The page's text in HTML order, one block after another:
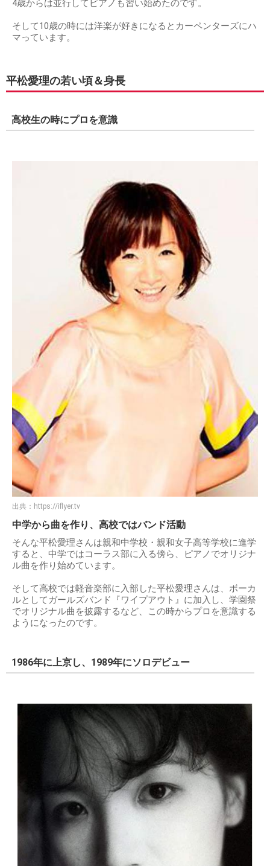
4歳からは並行してピアノも習い始めたのです。
そして10歳の時には洋楽が好きになるとカーペンターズにハ
マっています。
平松愛理の若い頃＆身長
高校生の時にプロを意識
出典： https://iflyer.tv
中学から曲を作り、高校ではバンド活動
そんな平松愛理さんは親和中学校・親和女子高等学校に進学
すると、中学ではコーラス部に入る傍ら、ピアノでオリジナ
ル曲を作り始めています。
そして高校では軽音楽部に入部した平松愛理さんは、ボーカ
ルとしてガールズバンド『ワイプアウト』に加入し、学園祭
でオリジナル曲を披露するなど、この時からプロを意識する
ようになったのです。
1986年に上京し、1989年にソロデビュー